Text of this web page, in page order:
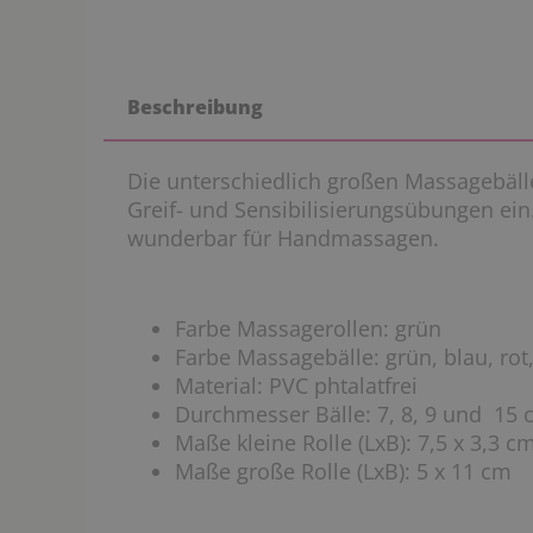
Beschreibung
Die unterschiedlich großen
Greif- und Sensibilisierungsübungen
wunderbar für Handmassagen.
Farbe Massagerollen: grün
Farbe Massagebälle: grün, blau,
Material: PVC phtalatfrei
Durchmesser Bälle: 7, 8, 9 und 15
Maße kleine Rolle (LxB): 7,5 x 3,3
Maße große Rolle (LxB): 5 x 11 cm